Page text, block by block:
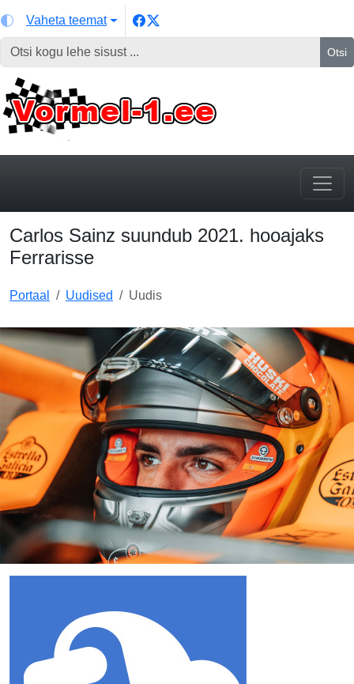
Vaheta teemat
Otsi
Carlos Sainz suundub 2021. hooajaks
Ferrarisse
Portaal Uudised Uudis